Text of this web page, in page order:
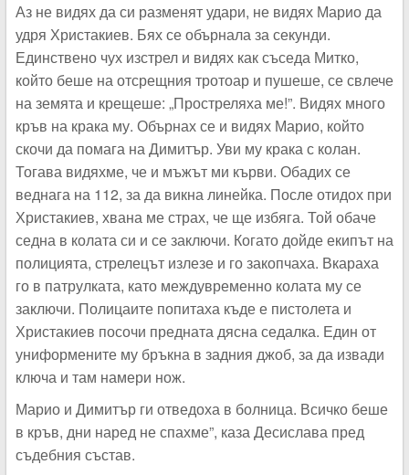
Аз не видях да си разменят удари, не видях Марио да
удря Христакиев. Бях се обърнала за секунди.
Единствено чух изстрел и видях как съседа Митко,
който беше на отсрещния тротоар и пушеше, се свлече
на земята и крещеше: „Простреляха ме!”. Видях много
кръв на крака му. Обърнах се и видях Марио, който
скочи да помага на Димитър. Уви му крака с колан.
Тогава видяхме, че и мъжът ми кърви. Обадих се
веднага на 112, за да викна линейка. После отидох при
Христакиев, хвана ме страх, че ще избяга. Той обаче
седна в колата си и се заключи. Когато дойде екипът на
полицията, стрелецът излезе и го закопчаха. Вкараха
го в патрулката, като междувременно колата му се
заключи. Полицаите попитаха къде е пистолета и
Христакиев посочи предната дясна седалка. Един от
униформените му бръкна в задния джоб, за да извади
ключа и там намери нож.
Марио и Димитър ги отведоха в болница. Всичко беше
в кръв, дни наред не спахме”, каза Десислава пред
съдебния състав.